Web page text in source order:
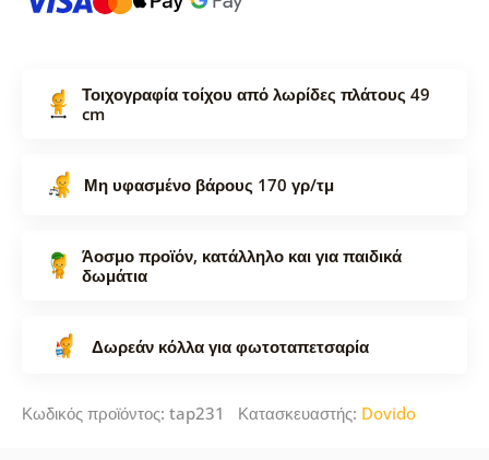
Τοιχογραφία τοίχου από λωρίδες πλάτους 49
cm
Μη υφασμένο βάρους 170 γρ/τμ
Άοσμο προϊόν, κατάλληλο και για παιδικά
δωμάτια
Δωρεάν κόλλα για φωτοταπετσαρία
Κωδικός προϊόντος: tap231 Κατασκευαστής: Dovido